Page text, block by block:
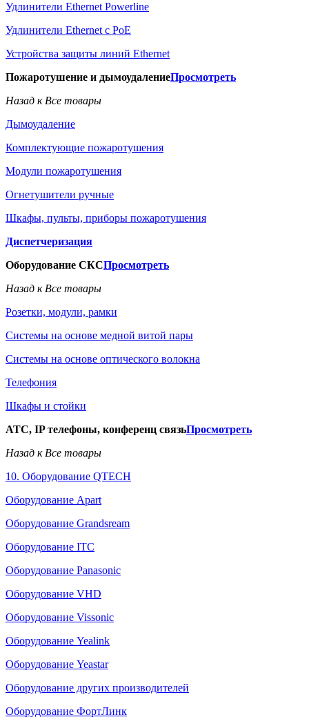
Удлинители Ethernet Powerline
Удлинители Ethernet с PoE
Устройства защиты линий Ethernet
Пожаротушение и дымоудалениеПросмотреть
Назад к Все товары
Дымоудаление
Комплектующие пожаротушения
Модули пожаротушения
Огнетушители ручные
Шкафы, пульты, приборы пожаротушения
Диспетчеризация
Оборудование СКСПросмотреть
Назад к Все товары
Розетки, модули, рамки
Системы на основе медной витой пары
Системы на основе оптического волокна
Телефония
Шкафы и стойки
АТС, IP телефоны, конференц связьПросмотреть
Назад к Все товары
10. Оборудование QTECH
Оборудование Apart
Оборудование Grandsream
Оборудование ITC
Оборудование Panasonic
Оборудование VHD
Оборудование Vissonic
Оборудование Yealink
Оборудование Yeastar
Оборудование других производителей
Оборудование ФортЛинк